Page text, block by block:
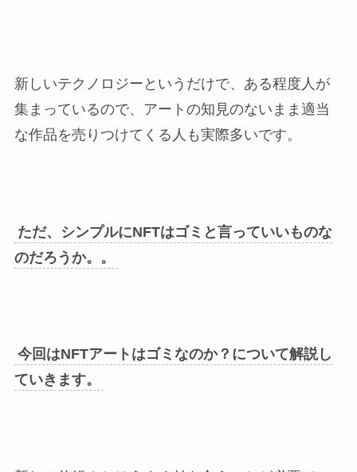
新しいテクノロジーというだけで、ある程度人が
集まっているので、アートの知見のないまま適当
な作品を売りつけてくる人も実際多いです。
ただ、シンプルにNFTはゴミと言っていいものな
のだろうか。。
今回はNFTアートはゴミなのか？について解説し
ていきます。